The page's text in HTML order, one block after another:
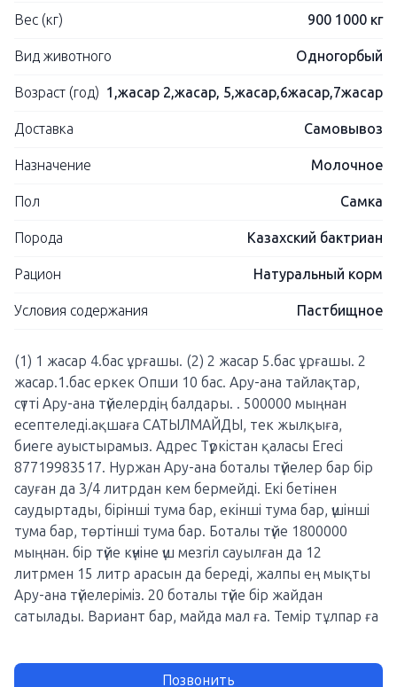
Вес (кг) 900 1000 кг
Вид животного Одногорбый
Возраст (год) 1,жасар 2,жасар, 5,жасар,6жасар,7жасар
Доставка Самовывоз
Назначение Молочное
Пол Самка
Порода Казахский бактриан
Рацион Натуральный корм
Условия содержания Пастбищное
(1) 1 жасар 4.бас ұрғашы. (2) 2 жасар 5.бас ұрғашы. 2
жасар.1.бас еркек Опши 10 бас. Ару-ана тайлақтар,
сүтті Ару-ана түйелердің балдары. . 500000 мыңнан
есептеледі.ақшаға САТЫЛМАЙДЫ, тек жылқыға,
биеге ауыстырамыз. Адрес Түркістан қаласы Егесі
87719983517. Нуржан Ару-ана боталы түйелер бар бір
сауған да 3/4 литрдан кем бермейді. Екі бетінен
саудыртады, бірінші тума бар, екінші тума бар, үшінші
тума бар, төртінші тума бар. Боталы түйе 1800000
мыңнан. бір түйе күніне үш мезгіл сауылған да 12
литрмен 15 литр арасын да береді, жалпы ең мықты
Ару-ана түйелеріміз. 20 боталы түйе бір жайдан
сатылады. Вариант бар, майда мал ға. Темір тұлпар ға
Позвонить